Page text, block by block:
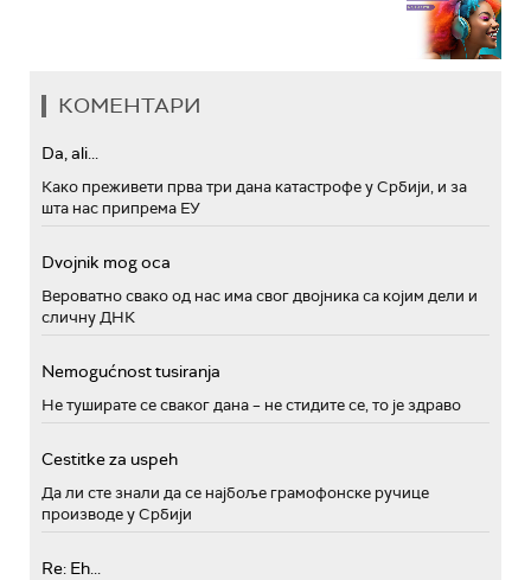
КОМЕНТАРИ
Da, ali...
Како преживети прва три дана катастрофе у Србији, и за
шта нас припрема ЕУ
Dvojnik mog oca
Вероватно свако од нас има свог двојника са којим дели и
сличну ДНК
Nemogućnost tusiranja
Не туширате се сваког дана – не стидите се, то је здраво
Cestitke za uspeh
Да ли сте знали да се најбоље грамофонске ручице
производе у Србији
Re: Eh...